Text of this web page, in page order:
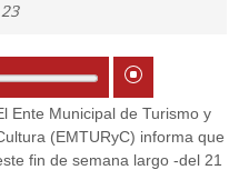
Ente Municipal de Turismo y
(EMTURyC) informa que
fin de semana largo -del 21